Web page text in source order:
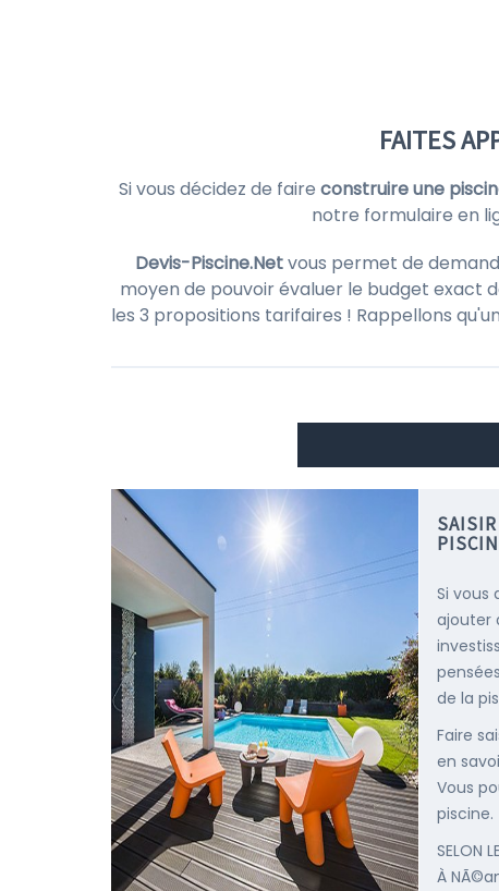
FAITES
Si vous décidez de faire construire une
notre formulaire en
Devis-Piscine.Netvous permet de
moyen de pouvoir évaluer le budget exact
les 3 propositions tarifaires ! Rappellons
Si vous
ajouter
de la
Faire
en
Vous
piscine.
SELON
À